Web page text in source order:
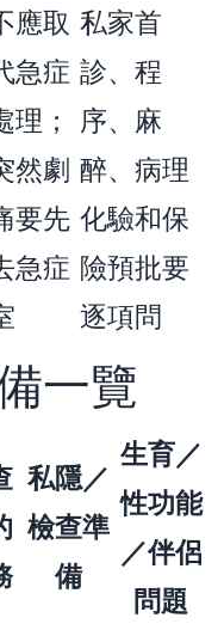
應取
急症
理；
然劇
要先
急症
私家首
診、程
序、麻
醉、病理
化驗和保
險預批要
逐項問
一覽
私隱／
檢查準
備
生育／
性功能
／伴侶
問題